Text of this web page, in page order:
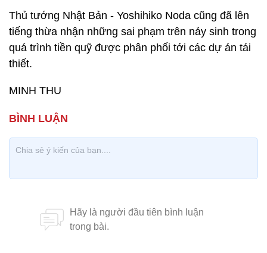
Thủ tướng Nhật Bản - Yoshihiko Noda cũng đã lên
tiếng thừa nhận những sai phạm trên nảy sinh trong
quá trình tiền quỹ được phân phối tới các dự án tái
thiết.
MINH THU